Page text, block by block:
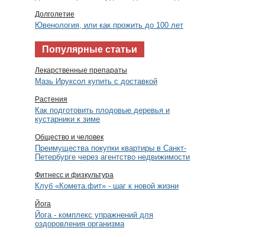
Долголетие
Ювенология, или как прожить до 100 лет
Популярные статьи
Лекарственные препараты
Мазь Ируксол купить с доставкой
Растения
Как подготовить плодовые деревья и
кустарники к зиме
Общество и человек
Преимущества покупки квартиры в Санкт-
Петербурге через агентство недвижимости
Фитнесс и физкультура
Клуб «Комета.фит» - шаг к новой жизни
Йога
Йога - комплекс упражнений для
оздоровления организма